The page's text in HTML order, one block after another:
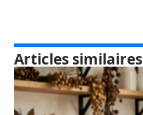
Articles similaires